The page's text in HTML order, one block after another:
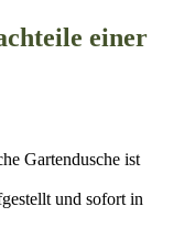
einer
Gartendusche ist
und sofort in